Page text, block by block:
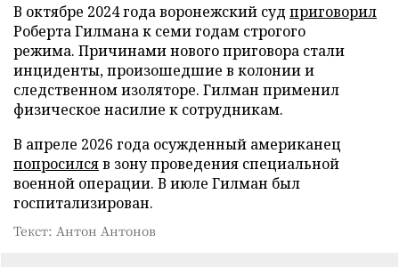
В октябре 2024 года воронежский суд приговорил
Роберта Гилмана к семи годам строгого
режима. Причинами нового приговора стали
инциденты, произошедшие в колонии и
следственном изоляторе. Гилман применил
физическое насилие к сотрудникам.
В апреле 2026 года осужденный американец
попросилсяв зону проведения специальной
военной операции. В июле Гилман был
госпитализирован.
Текст: Антон Антонов